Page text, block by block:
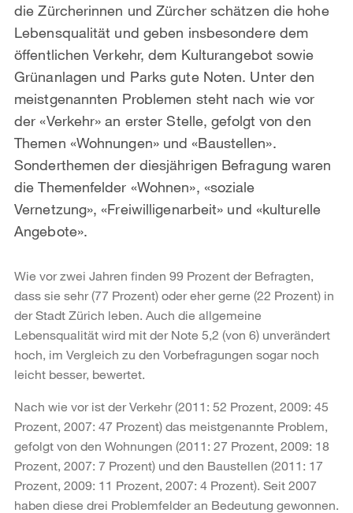
die Zürcherinnen und Zürcher schätzen die hohe
Lebensqualität und geben insbesondere dem
öffentlichen Verkehr, dem Kulturangebot sowie
Grünanlagen und Parks gute Noten. Unter den
meistgenannten Problemen steht nach wie vor
der «Verkehr» an erster Stelle, gefolgt von den
Themen «Wohnungen» und «Baustellen».
Sonderthemen der diesjährigen Befragung waren
die Themenfelder «Wohnen», «soziale
Vernetzung», «Freiwilligenarbeit» und «kulturelle
Angebote».
Wie vor zwei Jahren finden 99 Prozent der Befragten,
dass sie sehr (77 Prozent) oder eher gerne (22 Prozent) in
der Stadt Zürich leben. Auch die allgemeine
Lebensqualität wird mit der Note 5,2 (von 6) unverändert
hoch, im Vergleich zu den Vorbefragungen sogar noch
leicht besser, bewertet.
Nach wie vor ist der Verkehr (2011: 52 Prozent, 2009: 45
Prozent, 2007: 47 Prozent) das meistgenannte Problem,
gefolgt von den Wohnungen (2011: 27 Prozent, 2009: 18
Prozent, 2007: 7 Prozent) und den Baustellen (2011: 17
Prozent, 2009: 11 Prozent, 2007: 4 Prozent). Seit 2007
haben diese drei Problemfelder an Bedeutung gewonnen.